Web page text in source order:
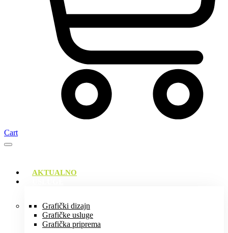
Cart
AKTUALNO
Grafički dizajn
Grafičke usluge
Grafička priprema